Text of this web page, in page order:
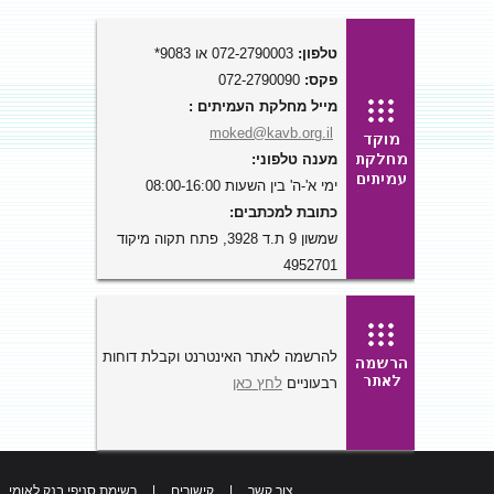
טלפון:
פקס:
מייל מחלקת העמיתים :
moked@kavb.org.il
מענה טלפוני:
ימי א'-ה' בין השעות 08:00-16:00
כתובת למכתבים:
שמשון 9 ת.ד 3928, פתח תקוה מיקוד
4952701
להרשמה לאתר האינטרנט וקבלת דוחות
רבעוניים לחץ כאן
צור קשר קישורים רשימת סניפי בנק לאומי